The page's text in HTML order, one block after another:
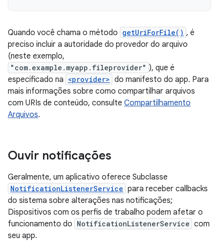
Quando você chama o método getUriForFile() , é
preciso incluir a autoridade do provedor do arquivo
(neste exemplo,
"com.example.myapp.fileprovider" ), que é
especificado na <provider> do manifesto do app. Para
mais informações sobre como compartilhar arquivos
com URIs de conteúdo, consulte Compartilhamento
Arquivos.
Ouvir notificações
Geralmente, um aplicativo oferece Subclasse
NotificationListenerService para receber callbacks
do sistema sobre alterações nas notificações;
Dispositivos com os perfis de trabalho podem afetar o
funcionamento do NotificationListenerService com
seu app.